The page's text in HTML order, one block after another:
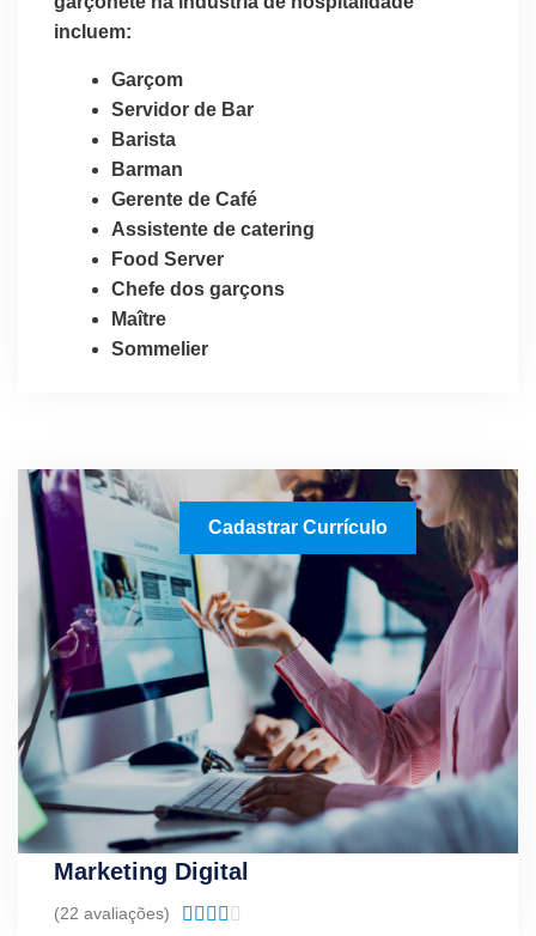
incluem:
Garçom
Servidor de Bar
Barista
Barman
Gerente de Café
Assistente de catering
Food Server
Chefe dos garçons
Maître
Sommelier
Cadastrar Currículo
Marketing Digital
(22 avaliações)     